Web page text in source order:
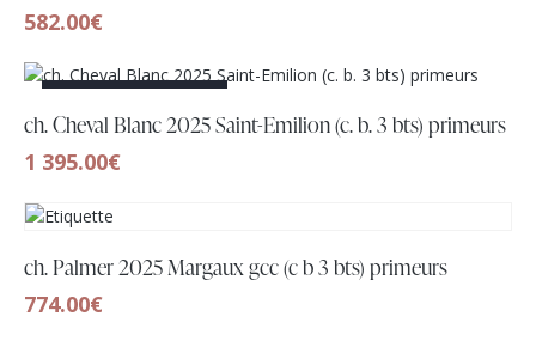
582.00€
RUPTURE DE STOCK
ch. Cheval Blanc 2025 Saint-Emilion (c. b. 3 bts) primeurs
1 395.00€
ch. Palmer 2025 Margaux gcc (c b 3 bts) primeurs
774.00€